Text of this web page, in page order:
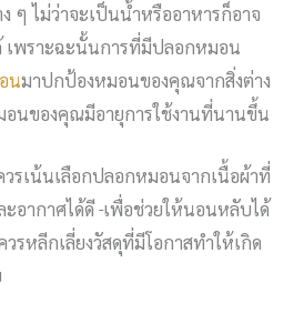
ๆ ไม่ว่าจะเป็นน้ำหรืออาหารก็อาจ
เพราะฉะนั้นการที่มีปลอกหมอน
นมาปกป้องหมอนของคุณจากสิ่งต่าง
นของคุณมีอายุการใช้งานที่นานขึ้น
รเน้นเลือกปลอกหมอนจากเนื้อผ้าที่
ะอากาศได้ดีเพื่อช่วยให้นอนหลับได้
รหลีกเลี่ยงวัสดุที่มีโอกาสทำให้เกิด